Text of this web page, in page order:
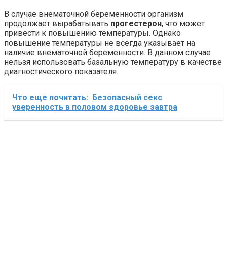
В случае внематочной беременности организм
продолжает вырабатывать прогестерон, что может
привести к повышению температуры. Однако
повышение температуры не всегда указывает на
наличие внематочной беременности. В данном случае
нельзя использовать базальную температуру в качестве
диагностического показателя.
Что еще почитать: Безопасный секс
уверенность в половом здоровье завтра